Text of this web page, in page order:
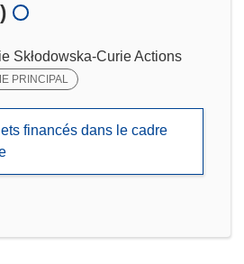
Skłodowska-Curie Actions
PRINCIPAL
financés dans le cadre